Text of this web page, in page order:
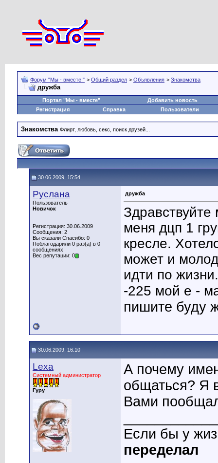
Форум "Мы - вместе!" > Общий раздел > Объявления > Знакомства
дружба
Портал "Мы - вместе"
Добавить новость
Регистрация
Справка Пользователи
Знакомства Флирт, любовь, секс, поиск друзей...
30.06.2009, 15:54
Руслана
Пользователь
Новичок
Регистрация: 30.06.2009
Сообщения: 2
Вы сказали Спасибо: 0
Поблагодарили 0 раз(а) в 0
сообщениях
Вес репутации: 0
дружба
Здравствуйте
меня дцп 1
кресле.
может и
идти по
-225 мой е -
пишите буду
30.06.2009, 16:10
Lexa
Системный администратор
Гуру
А почему
общаться? Я
Вами
Если бы у
переделал